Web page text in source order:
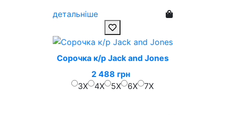
детальніше
Сорочка к/р Jack and Jones
2 488 грн
3X
4X 5X 6X 7X